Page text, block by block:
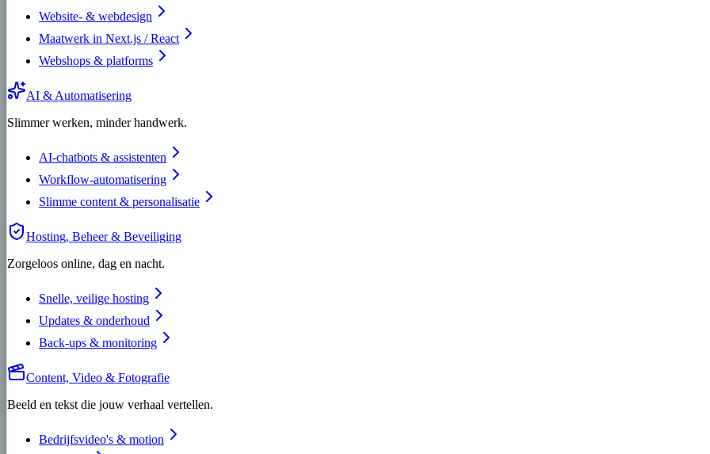
Website- & webdesign
Maatwerk in Next.js / React
Webshops & platforms
AI & Automatisering
Slimmer werken, minder handwerk.
AI-chatbots & assistenten
Workflow-automatisering
Slimme content & personalisatie
Hosting, Beheer & Beveiliging
Zorgeloos online, dag en nacht.
Snelle, veilige hosting
Updates & onderhoud
Back-ups & monitoring
Content, Video & Fotografie
Beeld en tekst die jouw verhaal vertellen.
Bedrijfsvideo's & motion